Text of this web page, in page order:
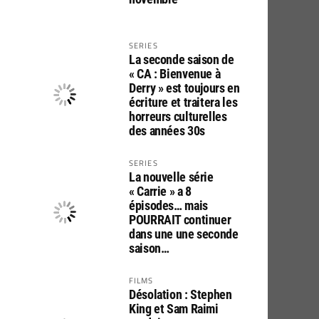
SERIES
La seconde saison de
« CA : Bienvenue à
Derry » est toujours en
écriture et traitera les
horreurs culturelles
des années 30s
SERIES
La nouvelle série
« Carrie » a 8
épisodes… mais
POURRAIT continuer
dans une une seconde
saison…
FILMS
Désolation : Stephen
King et Sam Raimi